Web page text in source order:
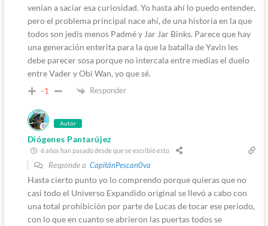
venían a saciar esa curiosidad. Yo hasta ahí lo puedo entender,
pero el problema principal nace ahí, de una historia en la que
todos son jedis menos Padmé y Jar Jar Binks. Parece que hay
una generación enterita para la que la batalla de Yavin les
debe parecer sosa porque no intercala entre medias el duelo
entre Vader y Obi Wan, yo que sé.
-1 Responder
Autor
Diógenes Pantarújez
6 años han pasado desde que se escribió esto
Responde a CapitánPescan0va
Hasta cierto punto yo lo comprendo porque quieras que no
casi todo el Universo Expandido original se llevó a cabo con
una total prohibición por parte de Lucas de tocar ese periodo,
con lo que en cuanto se abrieron las puertas todos se